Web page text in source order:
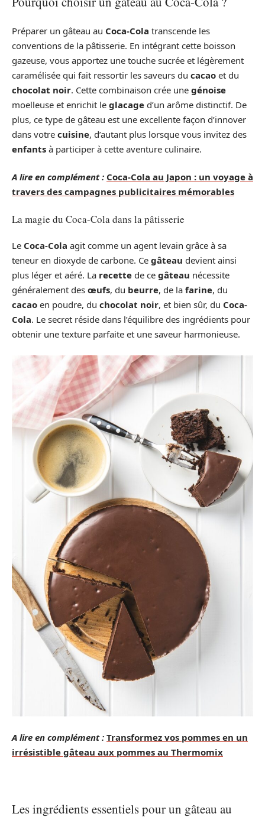
Préparer un gâteau au Coca-Cola transcende les
conventions de la pâtisserie. En intégrant cette boisson
gazeuse, vous apportez une touche sucrée et légèrement
caramélisée qui fait ressortir les saveurs du cacao et du
chocolat noir. Cette combinaison crée une génoise
moelleuse et enrichit le glacage d’un arôme distinctif. De
plus, ce type de gâteau est une excellente façon d’innover
dans votre cuisine, d’autant plus lorsque vous invitez des
enfants à participer à cette aventure culinaire.
A lire en complément : Coca-Cola au Japon : un voyage à
travers des campagnes publicitaires mémorables
La magie du Coca-Cola dans la pâtisserie
Le Coca-Cola agit comme un agent levain grâce à sa
teneur en dioxyde de carbone. Ce gâteau devient ainsi
plus léger et aéré. La recette de ce gâteau nécessite
généralement des œufs, du beurre, de la farine, du
cacao en poudre, du chocolat noir, et bien sûr, du Coca-
Cola. Le secret réside dans l’équilibre des ingrédients pour
obtenir une texture parfaite et une saveur harmonieuse.
A lire en complément : Transformez vos pommes en un
irrésistible gâteau aux pommes au Thermomix
Les ingrédients essentiels pour un gâteau au